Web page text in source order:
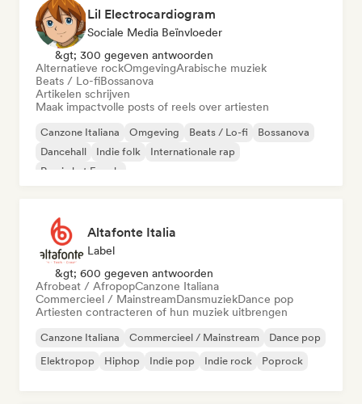
Lil Electrocardiogram
Sociale Media Beïnvloeder
&gt; 300 gegeven antwoorden
Alternatieve rockOmgevingArabische muziek
Beats / Lo-fiBossanova
Artikelen schrijven
Maak impactvolle posts of reels over artiesten
Canzone Italiana Omgeving Beats / Lo-fi
Bossanova
Dancehall
Indie folk
Internationale rap
Rap in het Engels
Altafonte Italia
Label
&gt; 600 gegeven antwoorden
Afrobeat / AfropopCanzone Italiana
Commercieel / MainstreamDansmuziekDance pop
Artiesten contracteren of hun muziek uitbrengen
Canzone Italiana Commercieel / Mainstream
Dance pop
Elektropop
Hiphop Indie pop Indie rock Poprock